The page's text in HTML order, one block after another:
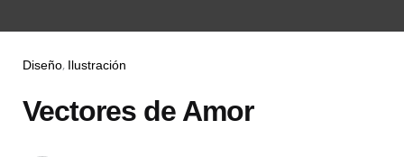
Diseño Ilustración
Vectores de Amor